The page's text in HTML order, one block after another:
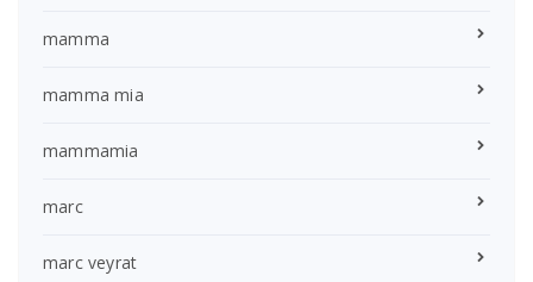
mamma
mamma mia
mammamia
marc
marc veyrat